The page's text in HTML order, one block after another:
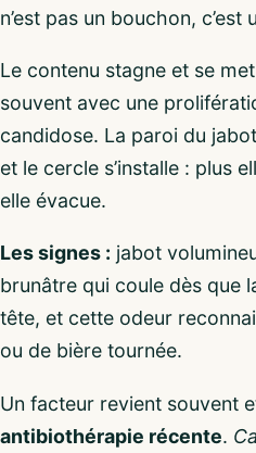
n’est pas un bouchon, c’est
Le contenu stagne et se
souvent avec une
candidose. La paroi du
et le cercle s’installe : plus
elle évacue.
Les signes : jabot
brunâtre qui coule dès que
tête, et cette odeur
ou de bière tournée.
Un facteur revient souvent
antibiothérapie récente.